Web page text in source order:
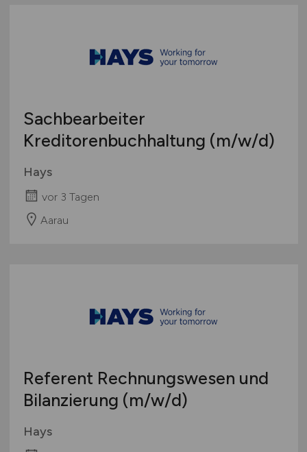
Sachbearbeiter
Kreditorenbuchhaltung (m/w/d)
Hays
vor 3 Tagen
Aarau
Referent Rechnungswesen und
Bilanzierung (m/w/d)
Hays